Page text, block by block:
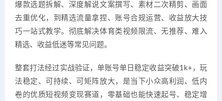
爆款选题拆解、深度解说文案撰写、素材二次精剪、画面
去重优化，到精选流量拿捏、账号合规运营、收益放大技
巧一站式教学。彻底解决体育类视频限流、无推荐、难入
精选、收益低迷等常见问题。
整套打法经过实战验证，单账号单日稳定收益突破1k+，玩
法稳定、可持续、可矩阵放大，是当下小众高利润、低内
卷的优质短视频变现赛道，零基础也能快速起号、稳定增